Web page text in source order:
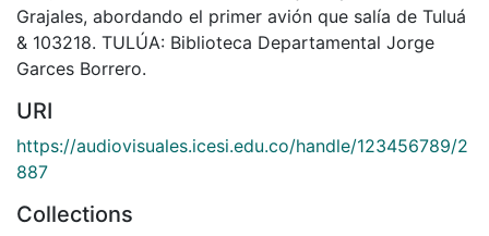
Grajales, abordando el primer avión que salía de Tuluá
& 103218. TULÚA: Biblioteca Departamental Jorge
Garces Borrero.
URI
https://audiovisuales.icesi.edu.co/handle/123456789/2
887
Collections